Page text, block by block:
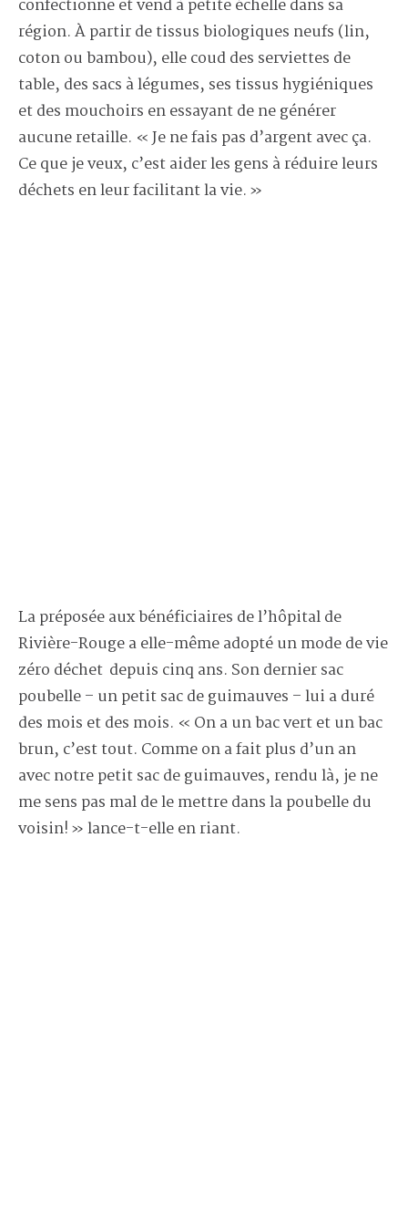
confectionne et vend à petite échelle dans sa
région. À partir de tissus biologiques neufs (lin,
coton ou bambou), elle coud des serviettes de
table, des sacs à légumes, ses tissus hygiéniques
et des mouchoirs en essayant de ne générer
aucune retaille. « Je ne fais pas d’argent avec ça.
Ce que je veux, c’est aider les gens à réduire leurs
déchets en leur facilitant la vie. »
La préposée aux bénéficiaires de l’hôpital de
Rivière-Rouge a elle-même adopté un mode de vie
zéro déchet depuis cinq ans. Son dernier sac
poubelle – un petit sac de guimauves – lui a duré
des mois et des mois. « On a un bac vert et un bac
brun, c’est tout. Comme on a fait plus d’un an
avec notre petit sac de guimauves, rendu là, je ne
me sens pas mal de le mettre dans la poubelle du
voisin! » lance-t-elle en riant.